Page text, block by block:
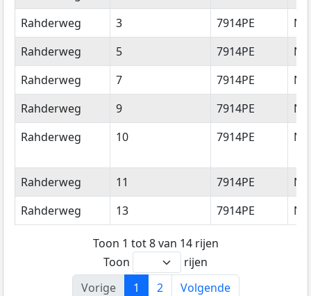
Rahderweg
3 7914PE
Rahderweg
5 7914PE
Rahderweg
7 7914PE
Rahderweg
9 7914PE
Rahderweg
10 7914PE
Rahderweg 11 7914PE
Rahderweg
13 7914PE
Toon 1 tot 8 van 14 rijen
Toon
rijen
Vorige
1 2 Volgende